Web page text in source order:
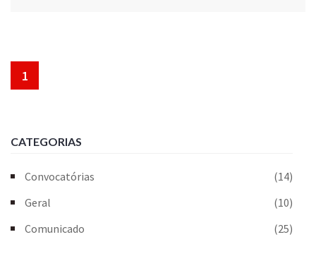
1
CATEGORIAS
Convocatórias
(14)
Geral
(10)
Comunicado
(25)